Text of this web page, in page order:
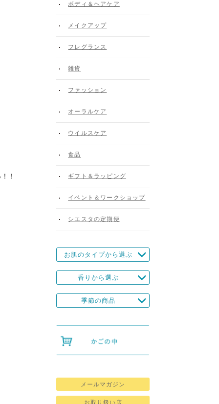
！
ボディ＆ヘアケア
メイクアップ
フレグランス
雑貨
ファッション
オーラルケア
ウイルスケア
食品
ギフト＆ラッピング
イベント＆ワークショップ
シエスタの定期便
お肌のタイプから選ぶ
香りから選ぶ
季節の商品
メールマガジン
お取り扱い店